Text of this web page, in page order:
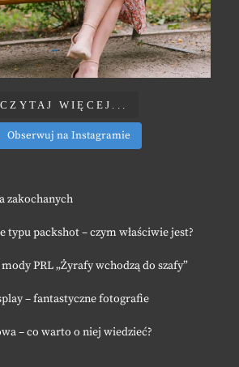
WIĘCEJ...
Obserwuj na Instagramie
zakochanych
packshot – czym właściwie jest?
PRL „Żyrafy wchodzą do szafy”
– fantastyczne fotografie
– co warto o niej wiedzieć?